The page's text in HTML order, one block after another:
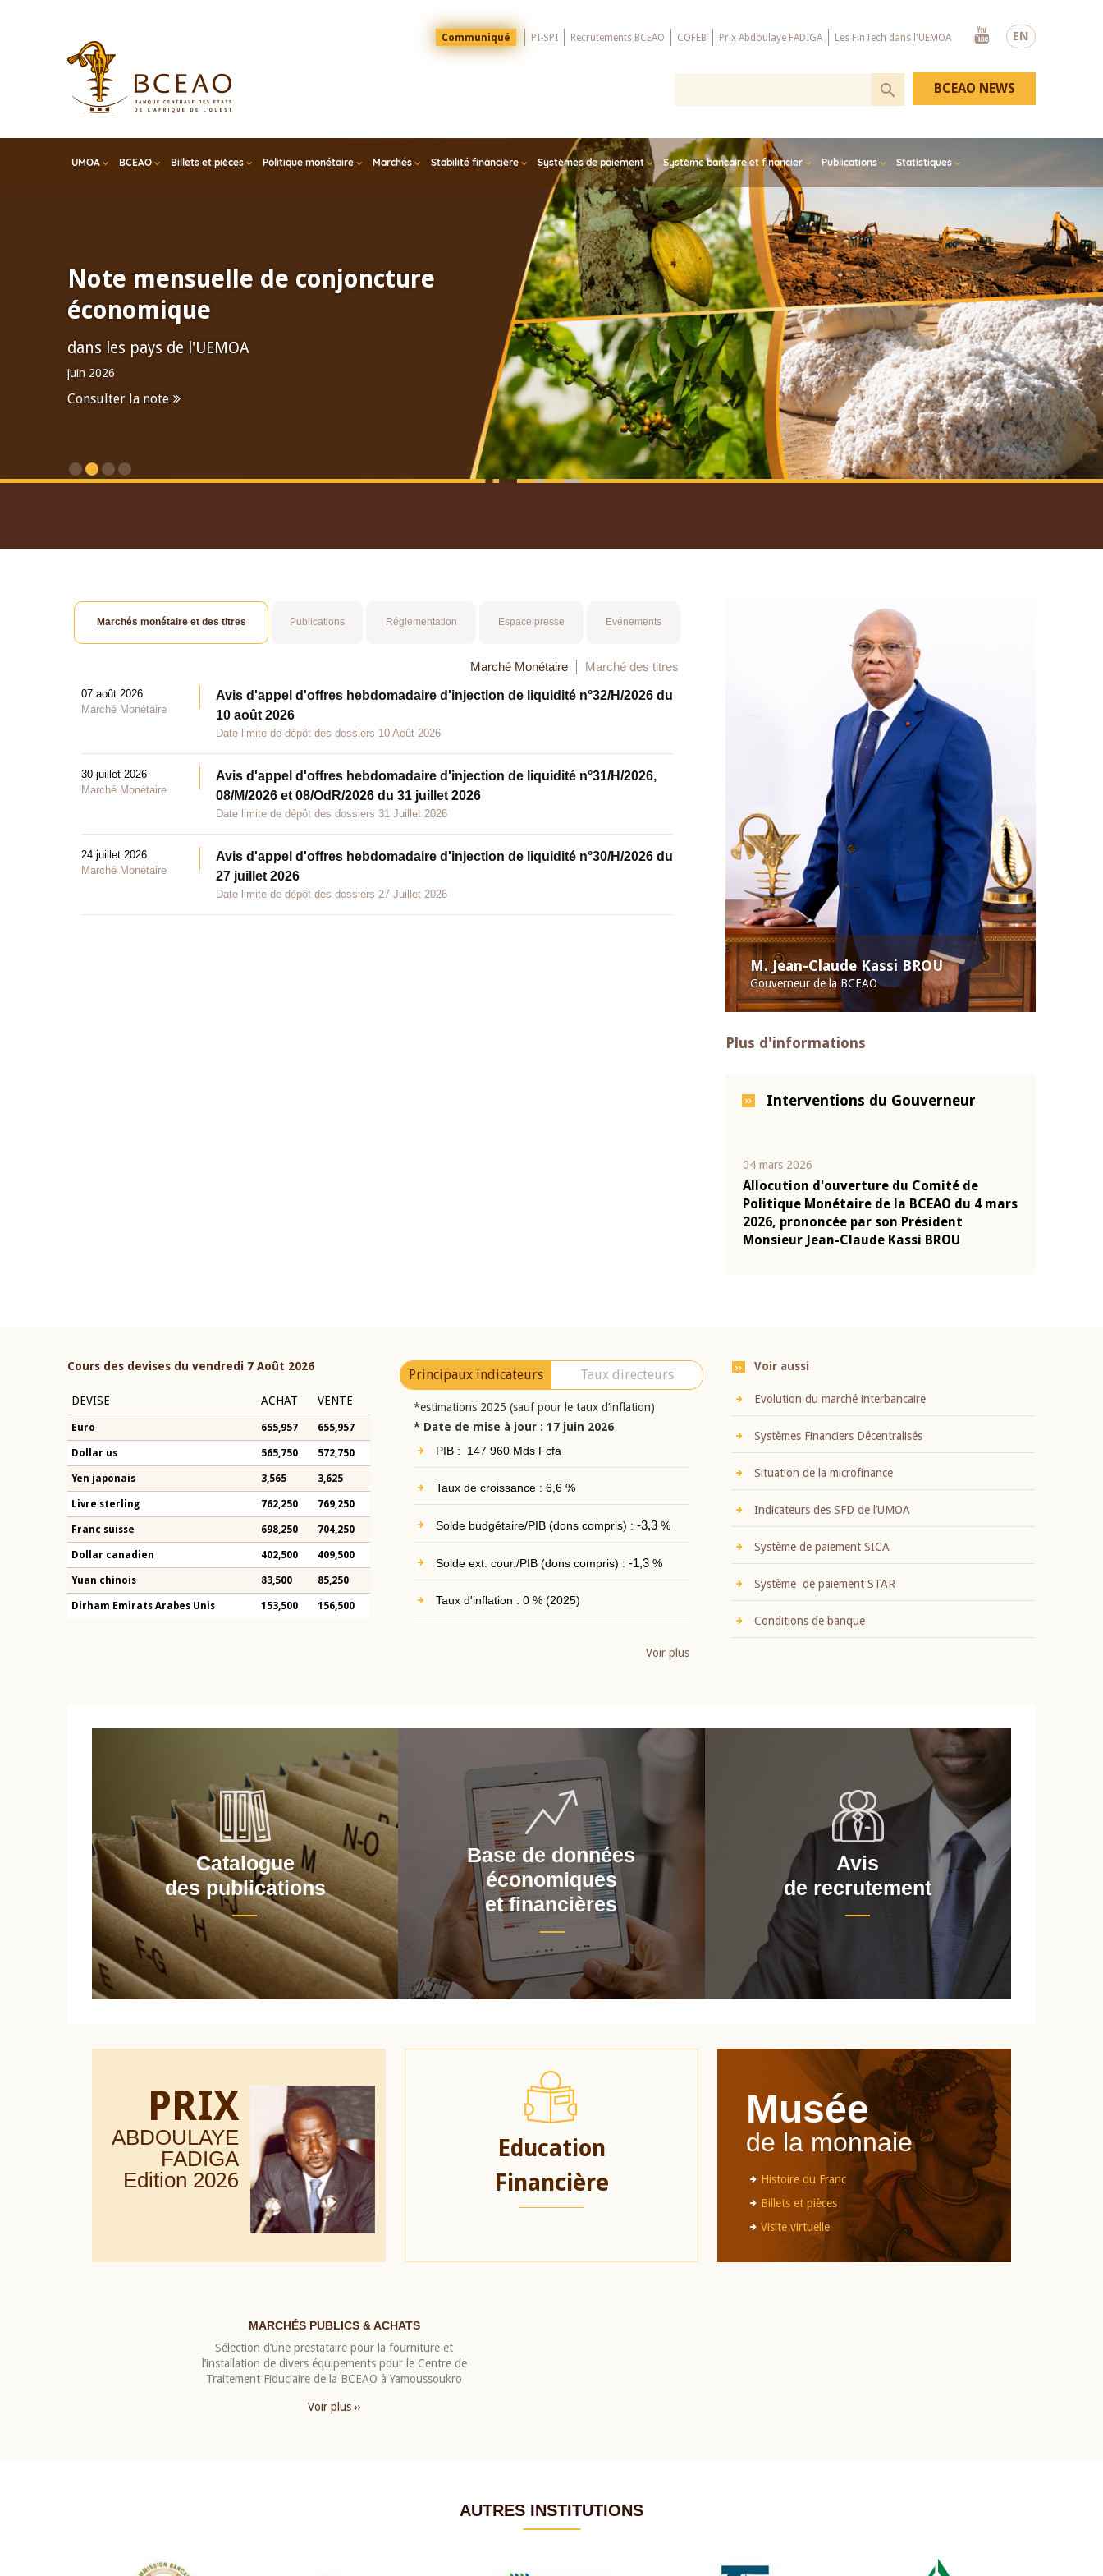
EN
Menu
Top
Communiqué PI-SPI Recrutements BCEAO COFEB Prix Abdoulaye FADIGA Les FinTech dans l'UEMOA
Youtube
UMOA BCEAO Billets et pièces Politique monétaire Marchés Stabilité financière Systèmes de paiement Système bancaire et financier Publications Statistiques
BCEAO NEWS
Note mensuelle de conjoncture
économique
dans les pays de l'UEMOA
juin 2026
Consulter la note
M. Jean-Claude Kassi BROU
Gouverneur de la BCEAO
Plus d'informations
Interventions du Gouverneur
04 mars 2026
Allocution d'ouverture du Comité de
Politique Monétaire de la BCEAO du 4 mars
2026, prononcée par son Président
Monsieur Jean-Claude Kassi BROU
Marchés monétaire et des titres Publications Réglementation Espace presse Evénements
Marché Monétaire Marché des titres
07 août 2026
Marché Monétaire
Avis d'appel d'offres hebdomadaire d'injection de liquidité n°32/H/2026 du
10 août 2026
Date limite de dépôt des dossiers 10 Août 2026
30 juillet 2026
Marché Monétaire
Avis d'appel d'offres hebdomadaire d'injection de liquidité n°31/H/2026,
08/M/2026 et 08/OdR/2026 du 31 juillet 2026
Date limite de dépôt des dossiers 31 Juillet 2026
24 juillet 2026
Marché Monétaire
Avis d'appel d'offres hebdomadaire d'injection de liquidité n°30/H/2026 du
27 juillet 2026
Date limite de dépôt des dossiers 27 Juillet 2026
Cours des devises du vendredi 7 Août 2026
DEVISE ACHAT VENTE
Euro 655,957 655,957
Dollar us 565,750 572,750
Yen japonais 3,565 3,625
Livre sterling 762,250 769,250
Franc suisse 698,250 704,250
Dollar canadien 402,500 409,500
Yuan chinois 83,500 85,250
Dirham Emirats Arabes Unis 153,500 156,500
Principaux indicateurs Taux directeurs
*estimations 2025 (sauf pour le taux d’inflation)
* Date de mise à jour : 17 juin 2026
PIB : 147 960 Mds Fcfa
Taux de croissance : 6,6 %
Solde budgétaire/PIB (dons compris) : -3,3%
Solde ext. cour./PIB (dons compris) : -1,3%
Taux d'inflation : 0 % (2025)
Voir plus
Voir aussi
Evolution du marché interbancaire
Systèmes Financiers Décentralisés
Situation de la microfinance
Indicateurs des SFD de l’UMOA
Système de paiement SICA
Système de paiement STAR
Conditions de banque
Catalogue
des publications
Base de données
économiques
et financières
Avis
de recrutement
PRIX
ABDOULAYE
FADIGA
Edition 2026
Education
Financière
Musée
de la monnaie
Histoire du Franc
Billets et pièces
Visite virtuelle
MARCHÉS PUBLICS & ACHATS
Sélection d’une prestataire pour la fourniture et
l’installation de divers équipements pour le Centre de
Traitement Fiduciaire de la BCEAO à Yamoussoukro
Voir plus ››
AUTRES INSTITUTIONS